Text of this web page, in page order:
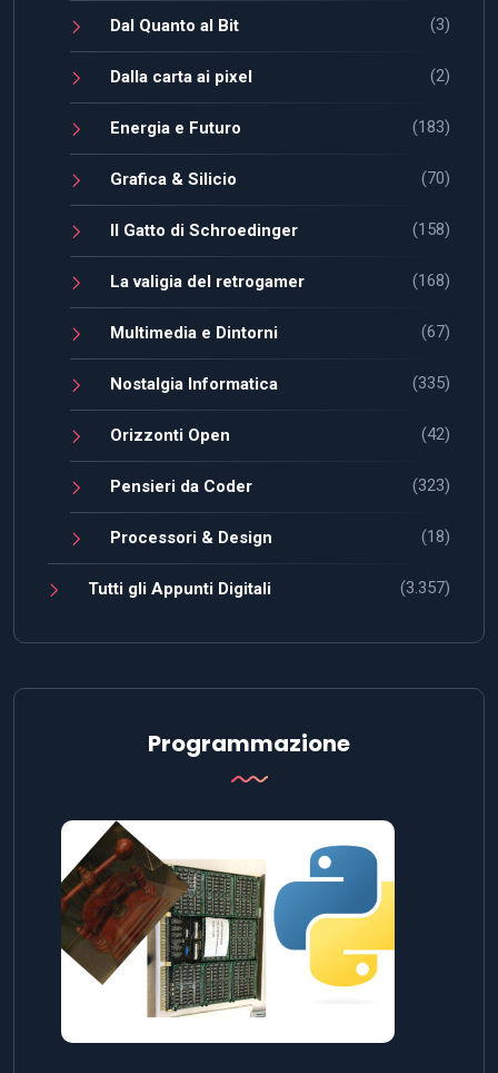
Dal Quanto al Bit (3)
Dalla carta ai pixel (2)
Energia e Futuro (183)
Grafica & Silicio (70)
Il Gatto di Schroedinger (158)
La valigia del retrogamer (168)
Multimedia e Dintorni (67)
Nostalgia Informatica (335)
Orizzonti Open (42)
Pensieri da Coder (323)
Processori & Design (18)
Tutti gli Appunti Digitali (3.357)
Programmazione